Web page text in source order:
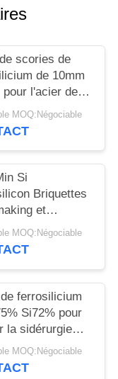
scories de
de 10mm
pour l'acier de
MOQ:Négociable
Si
Briquettes
et
de fonderie
MOQ:Négociable
ferrosilicium
Si72% pour
la sidérurgie
MOQ:Négociable